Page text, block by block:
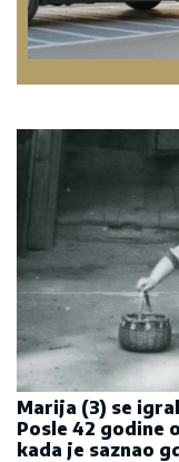
Marija (3) se
Posle 42 godine
kada je saznao